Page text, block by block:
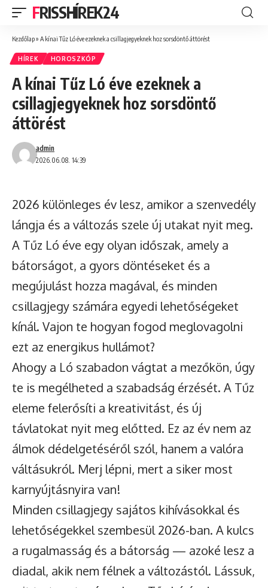
FRISSHÍREK24
Kezdőlap» A kínai Tűz Ló éve ezeknek a csillagjegyeknek hoz sorsdöntő áttörést
HÍREK HOROSZKÓP
A kínai Tűz Ló éve ezeknek a
csillagjegyeknek hoz sorsdöntő
áttörést
2026.06.08. 14:39
admin
2026 különleges év lesz, amikor a szenvedély
lángja és a változás szele új utakat nyit meg.
A Tűz Ló éve egy olyan időszak, amely a
bátorságot, a gyors döntéseket és a
megújulást hozza magával, és minden
csillagjegy számára egyedi lehetőségeket
kínál. Vajon te hogyan fogod meglovagolni
ezt az energikus hullámot?
Ahogy a Ló szabadon vágtat a mezőkön, úgy
te is megélheted a szabadság érzését. A Tűz
eleme felerősíti a kreativitást, és új
távlatokat nyit meg előtted. Ez az év nem az
álmok dédelgetéséről szól, hanem a valóra
váltásukról. Merj lépni, mert a siker most
karnyújtásnyira van!
Minden csillagjegy sajátos kihívásokkal és
lehetőségekkel szembesül 2026-ban. A kulcs
a rugalmasság és a bátorság — azoké lesz a
diadal, akik nem félnek a változástól. Lássuk,